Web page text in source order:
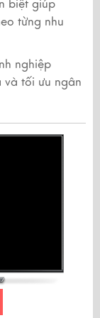
biệt giúp
từng nhu
nghiệp
và tối ưu ngân